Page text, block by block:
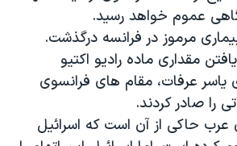
آزادی
عموم خواهد رسید.
مرموز در فرانسه درگذشت.
مقداری ماده رادیو اکتیو
یاسر عرفات، مقام های فرانسوی
را صادر کردند.
عرب حاکی از آن است که اسرائیل